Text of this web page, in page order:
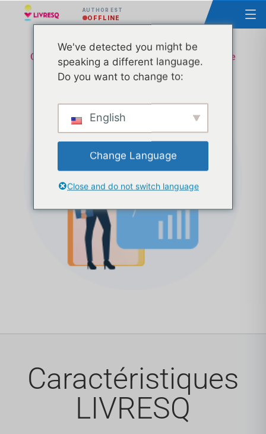
AUTHOR EST
OFFLINE
Cours - Concevoir la réalisation et l'utilisation de
ressources éducatives libres Groupe 6
Caractéristiques
LIVRESQ
We've detected you might be
speaking a different language.
Do you want to change to:
English
Change Language
Close and do not switch language